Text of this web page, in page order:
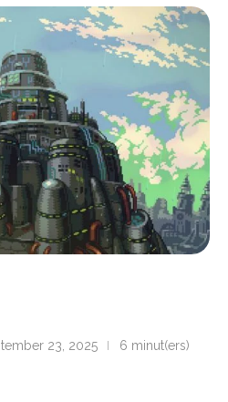
23, 2025
6 minut(ers)